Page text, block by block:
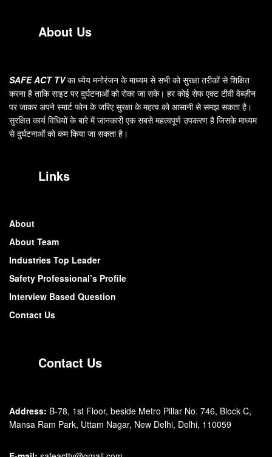
About Us
SAFE ACT TVका ध्येय मनोरंजन के माध्यम से सभी को सुरक्षा तरीकों से शिक्षित
करना है ताकि साइट पर दुर्घटनाओं को रोका जा सके। हर कोई सेफ एक्ट टीवी वेब्ज़ीन
पर जाकर अपने स्मार्ट फोन के जरिए सुरक्षा के महत्व को आसानी से समझ सकता है।
सुरक्षित कार्य विधियों के बारे में जानकारी एक सबसे महत्वपूर्ण उपकरण है जिसके माध्यम
से दुर्घटनाओं को कम किया जा सकता है।
Links
About
About Team
Industries Top Leader
Safety Professional’s Profile
Interview Based Question
Contact Us
Contact Us
Address: B-78, 1st Floor, beside Metro Pillar No. 746, Block C,
Mansa Ram Park, Uttam Nagar, New Delhi, Delhi, 110059